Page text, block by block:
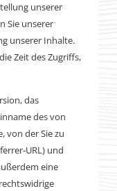
unserer
Sie unserer
unserer Inhalte.
Zeit des Zugriffs,
das
des von
von der Sie zu
URL) und
eine